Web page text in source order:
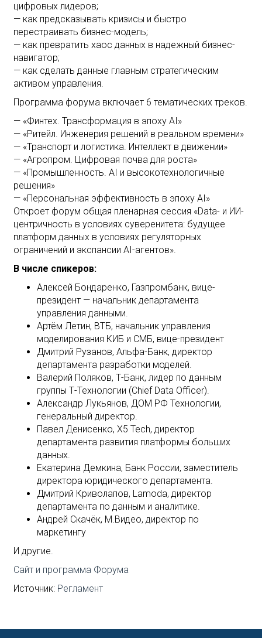
цифровых лидеров;
— как предсказывать кризисы и быстро
перестраивать бизнес-модель;
— как превратить хаос данных в надежный бизнес-
навигатор;
— как сделать данные главным стратегическим
активом управления.
Программа форума включает 6 тематических треков.
— «Финтех. Трансформация в эпоху AI»
— «Ритейл. Инженерия решений в реальном времени»
— «Транспорт и логистика. Интеллект в движении»
— «Агропром. Цифровая почва для роста»
— «Промышленность. AI и высокотехнологичные
решения»
— «Персональная эффективность в эпоху AI»
Откроет форум общая пленарная сессия «Data- и ИИ-
центричность в условиях суверенитета: будущее
платформ данных в условиях регуляторных
ограничений и экспансии AI-агентов».
В числе спикеров:
Алексей Бондаренко, Газпромбанк, вице-
президент — начальник департамента
управления данными.
Артём Летин, ВТБ, начальник управления
моделирования КИБ и СМБ, вице-президент
Дмитрий Рузанов, Альфа-Банк, директор
департамента разработки моделей.
Валерий Поляков, Т-Банк, лидер по данным
группы Т-Технологии (Chief Data Officer).
Александр Лукьянов, ДОМ РФ Технологии,
генеральный директор.
Павел Денисенко, X5 Tech, директор
департамента развития платформы больших
данных.
Екатерина Демкина, Банк России, заместитель
директора юридического департамента.
Дмитрий Криволапов, Lamoda, директор
департамента по данным и аналитике.
Андрей Скачёк, М.Видео, директор по
маркетингу
И другие.
Сайт и программа Форума
Источник: Регламент